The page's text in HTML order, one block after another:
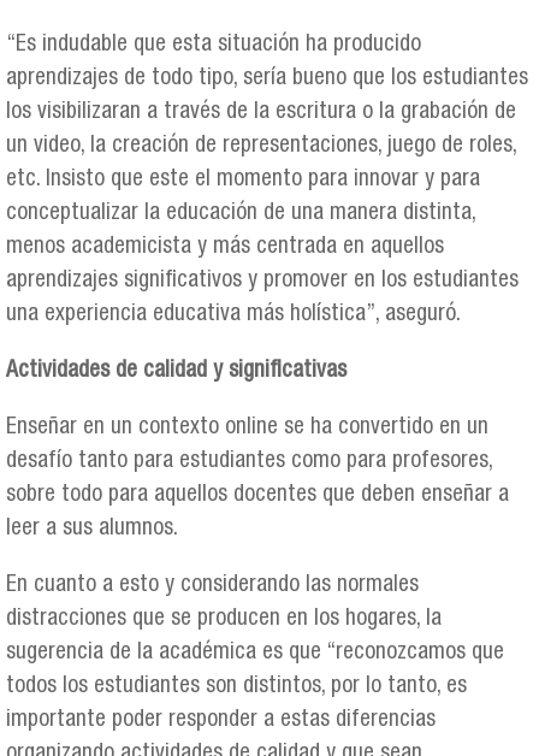
“Es indudable que esta situación ha producido
aprendizajes de todo tipo, sería bueno que los estudiantes
los visibilizaran a través de la escritura o la grabación de
un video, la creación de representaciones, juego de roles,
etc. Insisto que este el momento para innovar y para
conceptualizar la educación de una manera distinta,
menos academicista y más centrada en aquellos
aprendizajes significativos y promover en los estudiantes
una experiencia educativa más holística”, aseguró.
Actividades de calidad y significativas
Enseñar en un contexto online se ha convertido en un
desafío tanto para estudiantes como para profesores,
sobre todo para aquellos docentes que deben enseñar a
leer a sus alumnos.
En cuanto a esto y considerando las normales
distracciones que se producen en los hogares, la
sugerencia de la académica es que “reconozcamos que
todos los estudiantes son distintos, por lo tanto, es
importante poder responder a estas diferencias